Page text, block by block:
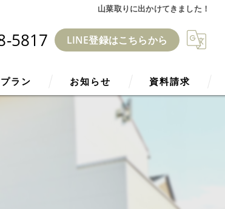
山菜取りに出かけてきました！
5817 LINE登録はこちらから
ラン お知らせ 資料請求